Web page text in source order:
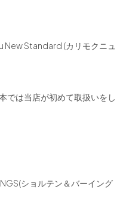
New Standard (カリモクニュ
では当店が初めて取扱いをし
ショルテン＆バーイング